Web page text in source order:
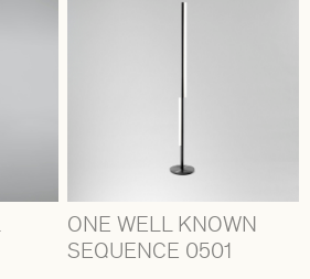
ONE WELL KNOWN
SEQUENCE 0501